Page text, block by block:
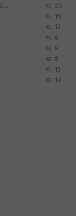
SSH 박사과정을 그만두고 지방대 박사로 옮기면 교수의 꿈은 끝일까요? 20
15
12
8
9
8
12
19